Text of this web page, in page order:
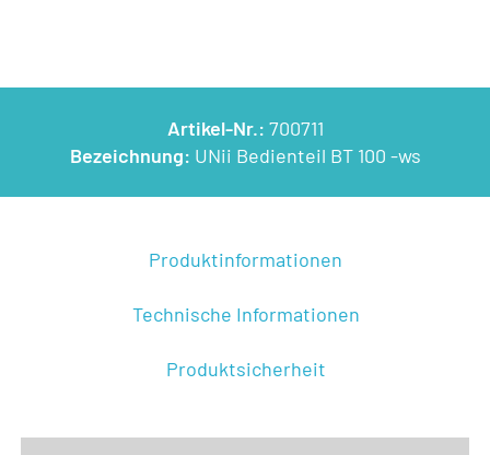
Artikel-Nr.: 700711
Bezeichnung: UNii Bedienteil BT 100 -ws
Produktinformationen
Technische Informationen
Produktsicherheit